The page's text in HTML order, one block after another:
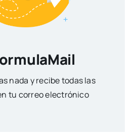
nada y recibe todas las
tu correo electrónico